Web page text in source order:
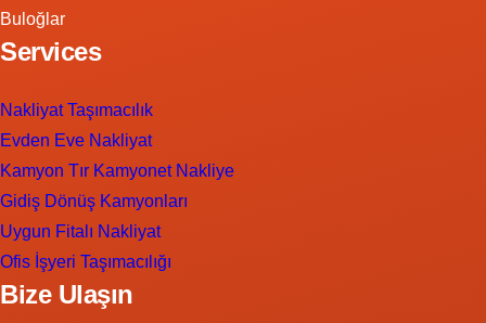
Buloğlar
Services
Nakliyat Taşımacılık
Evden Eve Nakliyat
Kamyon Tır Kamyonet Nakliye
Gidiş Dönüş Kamyonları
Uygun Fitalı Nakliyat
Ofis İşyeri Taşımacılığı
Bize Ulaşın